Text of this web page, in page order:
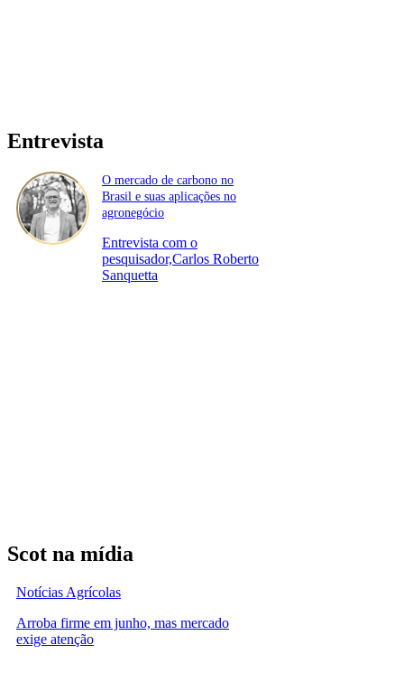
Entrevista
O mercado de carbono no
Brasil e suas aplicações no
agronegócio
Entrevista com o
pesquisador,Carlos Roberto
Sanquetta
Scot na mídia
Notícias Agrícolas
Arroba firme em junho, mas mercado
exige atenção